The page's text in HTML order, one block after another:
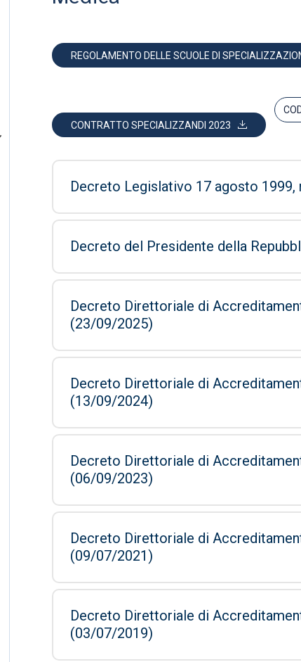
REGOLAMENTO DELLE SCUOLE DI
CONTRATTO SPECIALIZZANDI 2023
Decreto Legislativo 17 agosto 1999,
Decreto del Presidente della
Decreto Direttoriale di
(23/09/2025)
Decreto Direttoriale di
(13/09/2024)
Decreto Direttoriale di
(06/09/2023)
Decreto Direttoriale di
(09/07/2021)
Decreto Direttoriale di
(03/07/2019)